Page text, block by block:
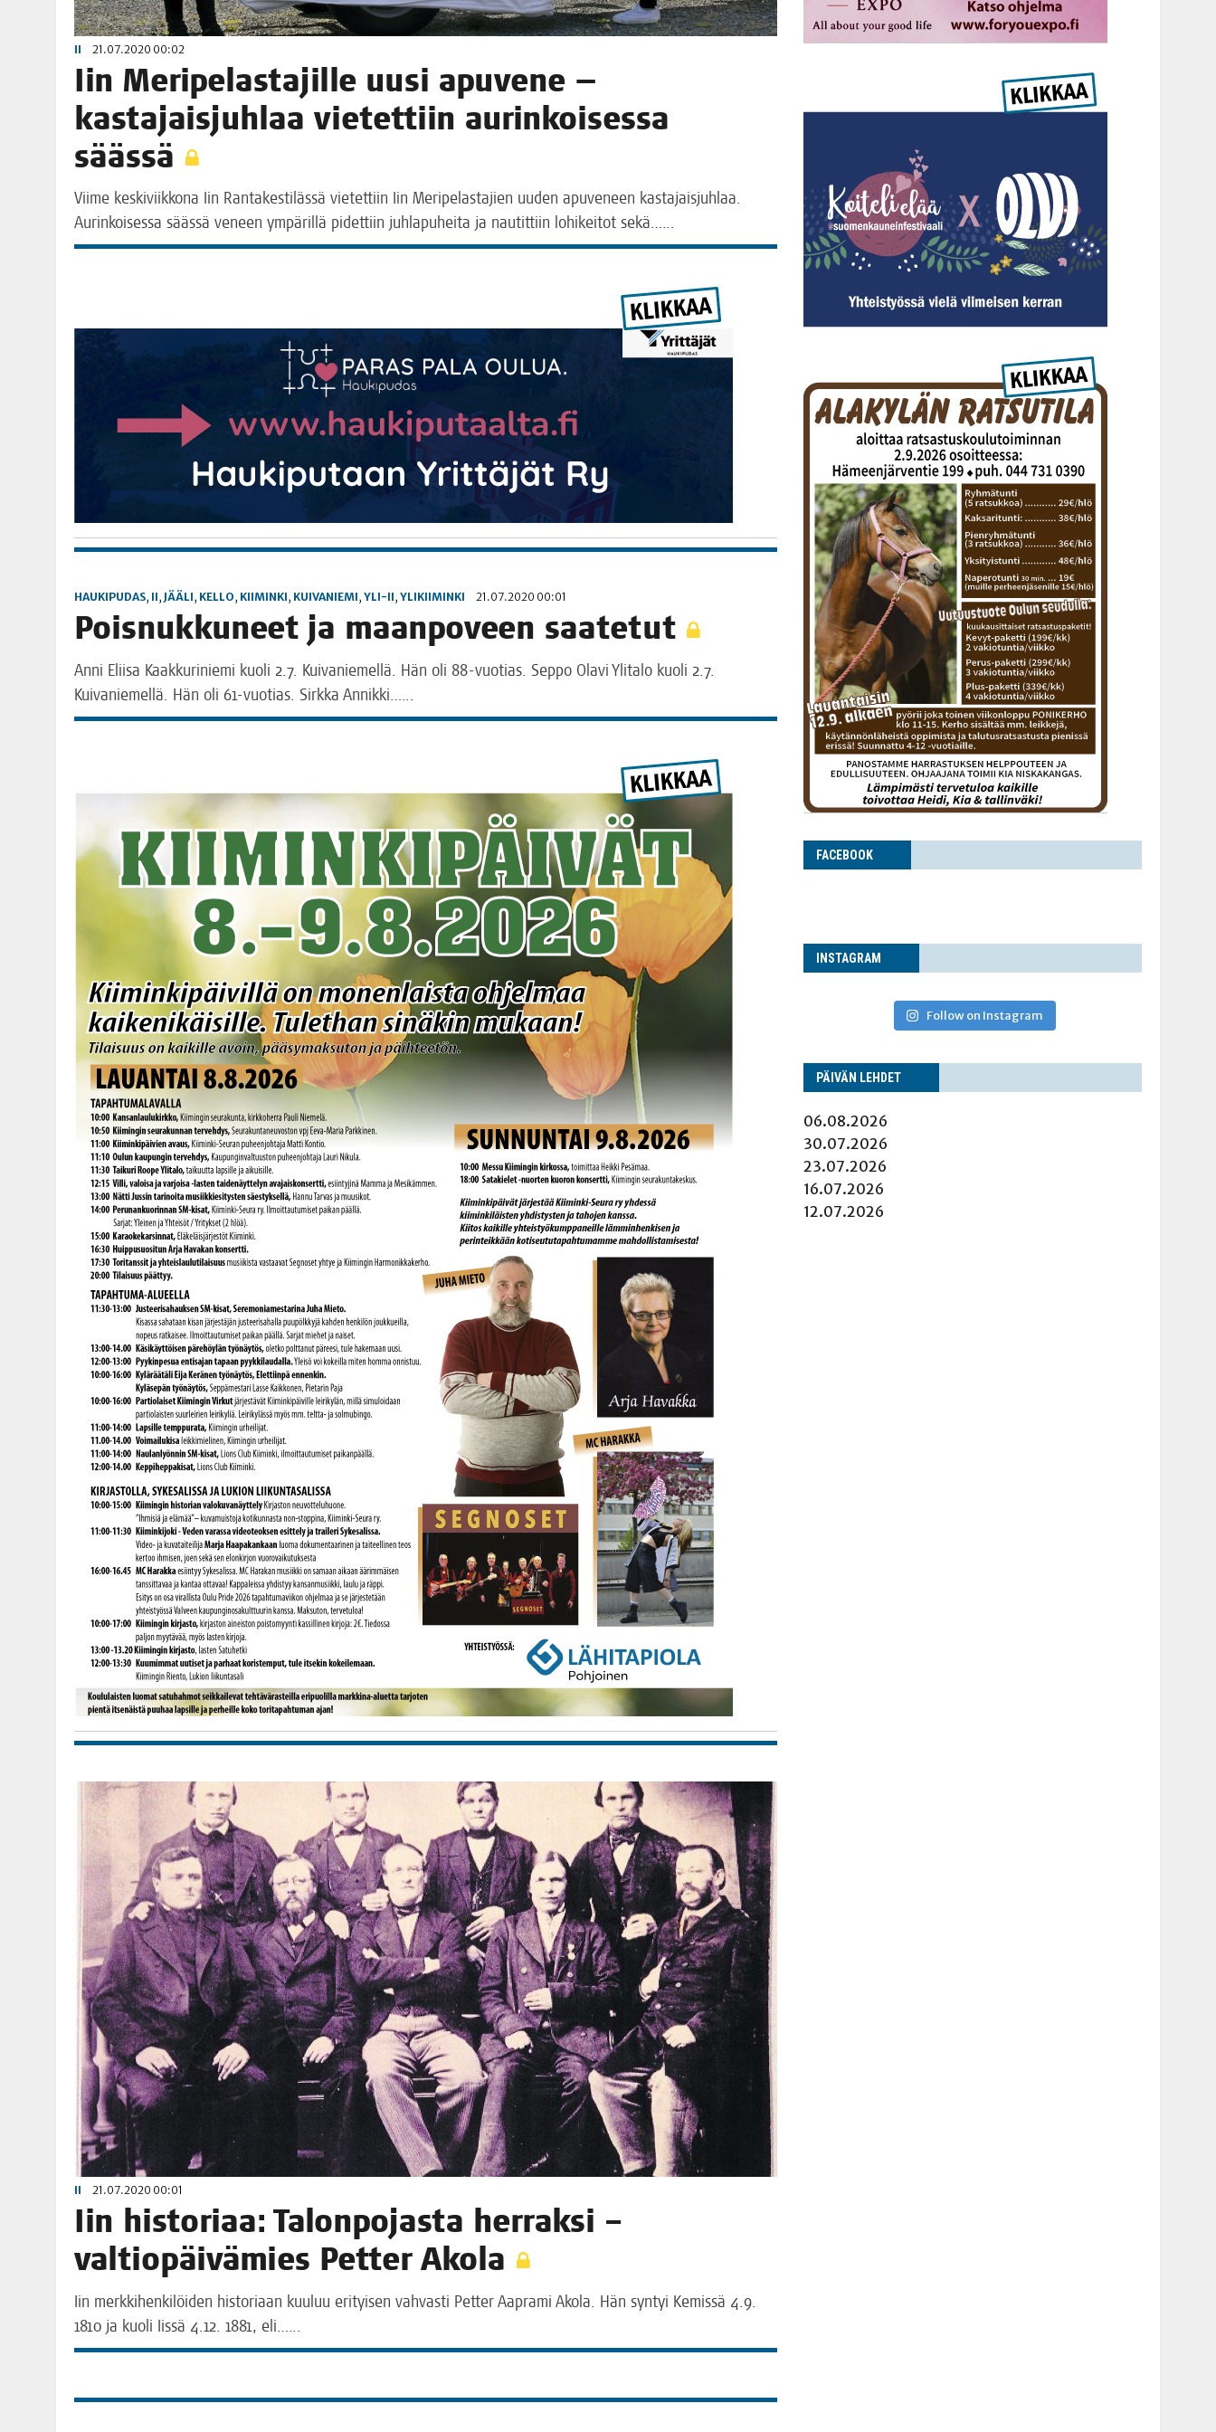
II 21.07.2020 00:02
Iin Meri­pe­las­ta­jil­le uusi apu­ve­ne —
kas­ta­jais­juh­laa vie­tet­tiin aurin­koi­ses­sa
säässä
Vii­me kes­ki­viik­ko­na Iin Ran­ta­kes­ti­läs­sä vie­tet­tiin Iin Meri­pe­las­ta­jien uuden apu­ve­neen kas­ta­jais­juh­laa.
Aurin­koi­ses­sa sääs­sä veneen ympä­ril­lä pidet­tiin juh­la­pu­hei­ta ja nau­tit­tiin lohi­kei­tot sekä.…..
HAUKIPUDAS, II, JÄÄLI, KELLO, KIIMINKI, KUIVANIEMI, YLI-II, YLIKIIMINKI 21.07.2020 00:01
Pois­nuk­ku­neet ja maan­po­veen saatetut
Anni Elii­sa Kaak­ku­ri­nie­mi kuo­li 2.7. Kui­va­nie­mel­lä. Hän oli 88-vuo­tias. Sep­po Ola­vi Yli­ta­lo kuo­li 2.7.
Kui­va­nie­mel­lä. Hän oli 61-vuo­tias. Sirk­ka Annikki.…..
II 21.07.2020 00:01
Iin his­to­ri­aa: Talon­po­jas­ta her­rak­si –
val­tio­päi­vä­mies Pet­ter Akola
Iin merk­ki­hen­ki­löi­den his­to­ri­aan kuu­luu eri­tyi­sen vah­vas­ti Pet­ter Aapra­mi Ako­la. Hän syn­tyi Kemis­sä 4.9.
1810 ja kuo­li Iis­sä 4.12. 1881, eli.…..
FACE­BOOK
INS­TA­GRAM
Follow on Instagram
PÄI­VÄN LEHDET
06.08.2026
30.07.2026
23.07.2026
16.07.2026
12.07.2026